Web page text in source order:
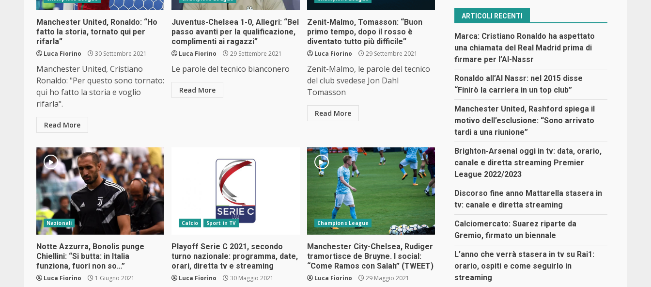
Manchester United, Ronaldo: “Ho
fatto la storia, tornato qui per
rifarla”
Luca Fiorino 30 Settembre 2021
Manchester United, Cristiano
Ronaldo: "Per questo sono tornato:
qui ho fatto la storia e voglio
rifarla".
Read More
Juventus-Chelsea 1-0, Allegri: “Bel
passo avanti per la qualificazione,
complimenti ai ragazzi”
Luca Fiorino 29 Settembre 2021
Le parole del tecnico bianconero
Read More
Zenit-Malmo, Tomasson: “Buon
primo tempo, dopo il rosso è
diventato tutto più difficile”
Luca Fiorino 29 Settembre 2021
Zenit-Malmo, le parole del tecnico
del club svedese Jon Dahl
Tomasson
Read More
Nazionali
Notte Azzurra, Bonolis punge
Chiellini: “Si butta: in Italia
funziona, fuori non so…”
Luca Fiorino 1 Giugno 2021
Calcio Sport in TV
Playoff Serie C 2021, secondo
turno nazionale: programma, date,
orari, diretta tv e streaming
Luca Fiorino 30 Maggio 2021
Champions League
Manchester City-Chelsea, Rudiger
tramortisce de Bruyne. I social:
“Come Ramos con Salah” (TWEET)
Luca Fiorino 29 Maggio 2021
ARTICOLI RECENTI
Marca: Cristiano Ronaldo ha aspettato
una chiamata del Real Madrid prima di
firmare per l’Al-Nassr
Ronaldo all’Al Nassr: nel 2015 disse
“Finirò la carriera in un top club”
Manchester United, Rashford spiega il
motivo dell’esclusione: “Sono arrivato
tardi a una riunione”
Brighton-Arsenal oggi in tv: data, orario,
canale e diretta streaming Premier
League 2022/2023
Discorso fine anno Mattarella stasera in
tv: canale e diretta streaming
Calciomercato: Suarez riparte da
Gremio, firmato un biennale
L’anno che verrà stasera in tv su Rai1:
orario, ospiti e come seguirlo in
streaming